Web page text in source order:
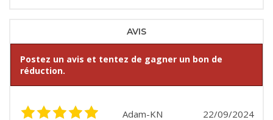
AVIS
Postez un avis et tentez de gagner un bon de
réduction.
22/09/2024
Adam-KN